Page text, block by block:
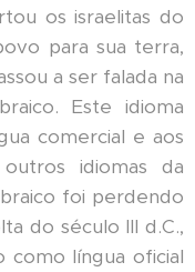
os israelitas do
para sua terra,
a ser falada na
Este idioma
comercial e aos
idiomas da
foi perdendo
do século III d.C.,
como língua oficial